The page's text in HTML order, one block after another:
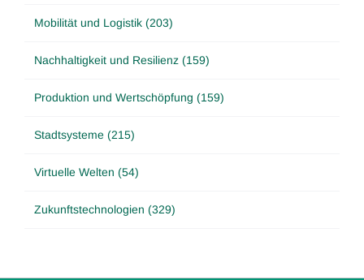
Mobilität und Logistik (203)
Nachhaltigkeit und Resilienz (159)
Produktion und Wertschöpfung (159)
Stadtsysteme (215)
Virtuelle Welten (54)
Zukunftstechnologien (329)